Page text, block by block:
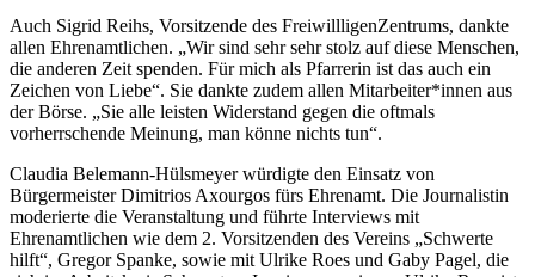
Auch Sigrid Reihs, Vorsitzende des FreiwillligenZentrums, dankte
allen Ehrenamtlichen. „Wir sind sehr sehr stolz auf diese Menschen,
die anderen Zeit spenden. Für mich als Pfarrerin ist das auch ein
Zeichen von Liebe“. Sie dankte zudem allen Mitarbeiter*innen aus
der Börse. „Sie alle leisten Widerstand gegen die oftmals
vorherrschende Meinung, man könne nichts tun“.
Claudia Belemann-Hülsmeyer würdigte den Einsatz von
Bürgermeister Dimitrios Axourgos fürs Ehrenamt. Die Journalistin
moderierte die Veranstaltung und führte Interviews mit
Ehrenamtlichen wie dem 2. Vorsitzenden des Vereins „Schwerte
hilft“, Gregor Spanke, sowie mit Ulrike Roes und Gaby Pagel, die